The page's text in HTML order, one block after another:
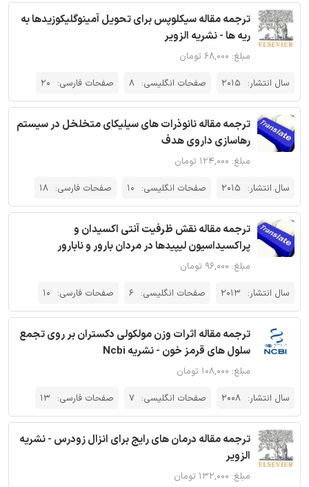
ترجمه مقاله سیکلوپس برای تحویل آمینوگلیکوزیدها به
ریه ها - نشریه الزویر
مبلغ: ۶۸,۰۰۰ تومان
سال انتشار: 2015 صفحات انگلیسی: 8 صفحات فارسی: 20
ترجمه مقاله نانوذرات های سیلیکای متخلخل در سیستم
رهاسازی داروی هدف
مبلغ: ۱۲۴,۰۰۰ تومان
سال انتشار: 2015 صفحات انگلیسی: 10 صفحات فارسی: 18
ترجمه مقاله نقش ظرفیت آنتی اکسیدان و
پراکسیداسیون لیپیدها در مردان بارور و نابارور
مبلغ: ۹۶,۰۰۰ تومان
سال انتشار: 2013 صفحات انگلیسی: 6 صفحات فارسی: 10
ترجمه مقاله اثرات وزن مولکولی دکستران بر روی تجمع
سلول های قرمز خون - نشریه Ncbi
مبلغ: ۱۰۸,۰۰۰ تومان
سال انتشار: 2008 صفحات انگلیسی: 7 صفحات فارسی: 13
ترجمه مقاله درمان های رایج برای انزال زودرس - نشریه
الزویر
مبلغ: ۱۳۲,۰۰۰ تومان